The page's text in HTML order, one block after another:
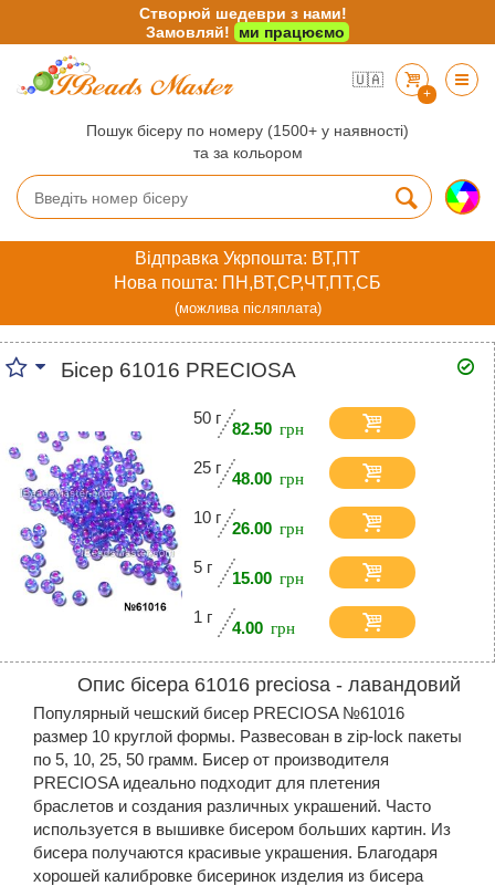
🇺🇦
+
Пошук бісеру по номеру (1500+ у наявності)
та за кольором
Відправка Укрпошта: ВТ,ПТ
Нова пошта: ПН,ВТ,СР,ЧТ,ПТ,СБ
(можлива післяплата)
Бісер 61016 PRECIOSA
50 г
82.50
25 г
48.00
10 г
26.00
5 г
15.00
1 г
4.00
Опис бісера 61016 preciosa - лавандовий
Популярный чешский бисер PRECIOSA №61016
размер 10 круглой формы. Развесован в zip-lock пакеты
по 5, 10, 25, 50 грамм. Бисер от производителя
PRECIOSA идеально подходит для плетения
браслетов и создания различных украшений. Часто
используется в вышивке бисером больших картин. Из
бисера получаются красивые украшения. Благодаря
хорошей калибровке бисеринок изделия из бисера
Створюй шедеври з нами!
Замовляй!
ми працюємо